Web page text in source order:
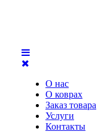
О нас
О коврах
Заказ товара
Услуги
Контакты